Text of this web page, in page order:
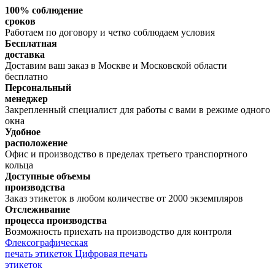
100% соблюдение
сроков
Работаем по договору и четко соблюдаем условия
Бесплатная
доставка
Доставим ваш заказ в Москве и Московской области
бесплатно
Персональный
менеджер
Закрепленный специалист для работы с вами в режиме одного
окна
Удобное
расположение
Офис и производство в пределах третьего транспортного
кольца
Доступные объемы
производства
Заказ этикеток в любом количестве от 2000 экземпляров
Отслеживание
процесса производства
Возможность приехать на производство для контроля
Флексографическая
печать этикеток Цифровая печать
этикеток